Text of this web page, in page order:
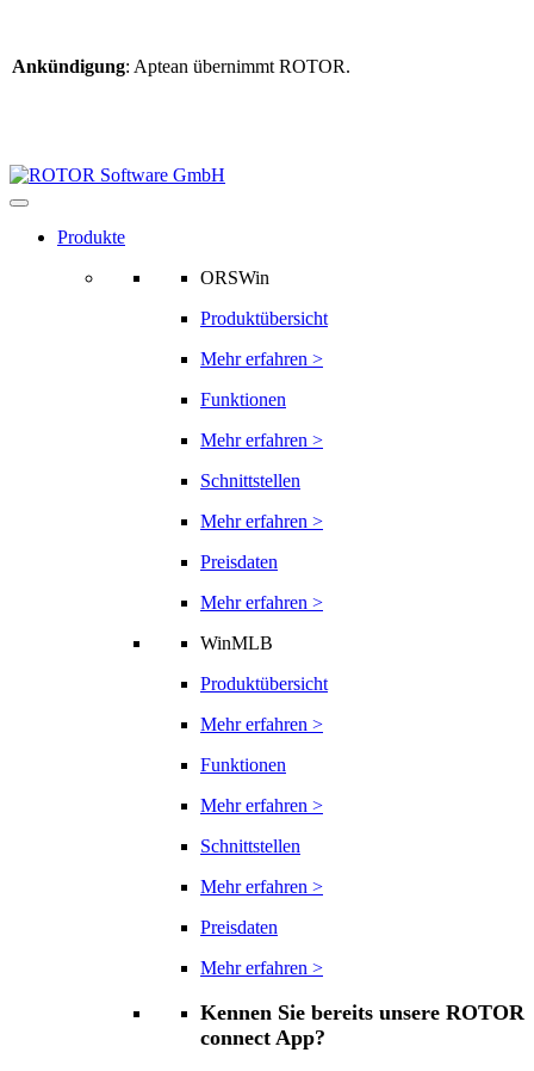
Ankündigung: Aptean übernimmt ROTOR.
Produkte
ORSWin
Produktübersicht
Mehr erfahren >
Funktionen
Mehr erfahren >
Schnittstellen
Mehr erfahren >
Preisdaten
Mehr erfahren >
WinMLB
Produktübersicht
Mehr erfahren >
Funktionen
Mehr erfahren >
Schnittstellen
Mehr erfahren >
Preisdaten
Mehr erfahren >
Kennen Sie bereits unsere ROTOR
connect App?